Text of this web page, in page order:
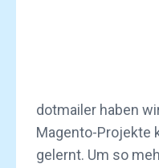
dotmailer haben
Magento-Projekte
gelernt. Um so